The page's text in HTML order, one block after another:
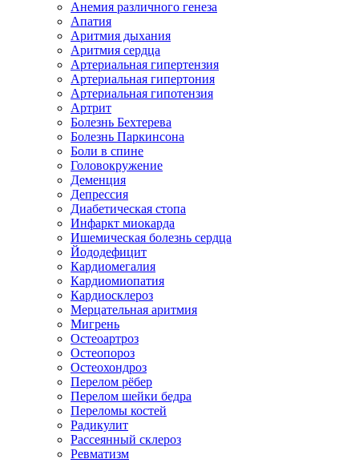
Анемия различного генеза
Апатия
Аритмия дыхания
Аритмия сердца
Артериальная гипертензия
Артериальная гипертония
Артериальная гипотензия
Артрит
Болезнь Бехтерева
Болезнь Паркинсона
Боли в спине
Головокружение
Деменция
Депрессия
Диабетическая стопа
Инфаркт миокарда
Ишемическая болезнь сердца
Йододефицит
Кардиомегалия
Кардиомиопатия
Кардиосклероз
Мерцательная аритмия
Мигрень
Остеоартроз
Остеопороз
Остеохондроз
Перелом рёбер
Перелом шейки бедра
Переломы костей
Радикулит
Рассеянный склероз
Ревматизм